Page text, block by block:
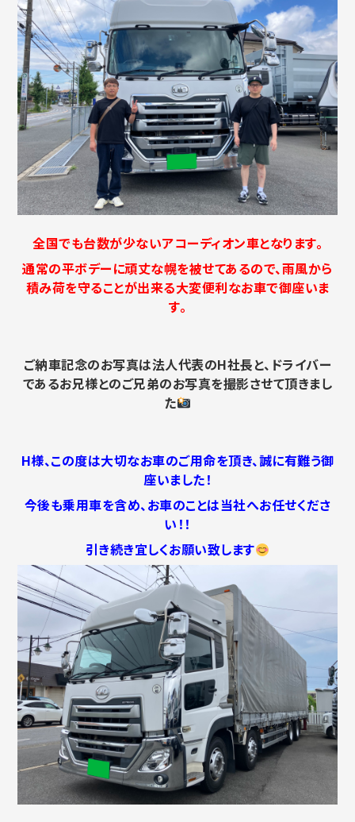
全国でも台数が少ないアコーディオン車となります。
通常の平ボデーに頑丈な幌を被せてあるので、雨風から
積み荷を守ることが出来る大変便利なお車で御座いま
す。
ご納車記念のお写真は法人代表のH社長と、ドライバー
であるお兄様とのご兄弟のお写真を撮影させて頂きまし
た
H様、この度は大切なお車のご用命を頂き、誠に有難う御
座いました！
今後も乗用車を含め、お車のことは当社へお任せくださ
い！！
引き続き宜しくお願い致します